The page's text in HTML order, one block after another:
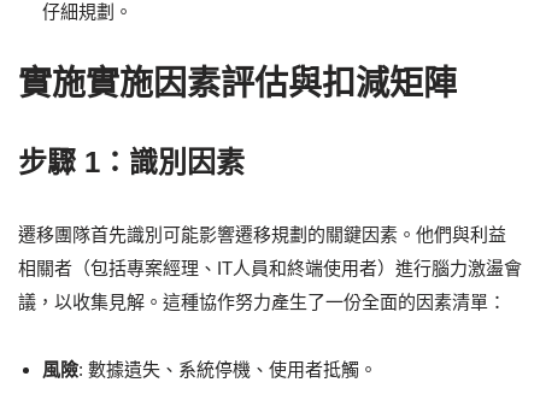
仔細規劃。
實施實施因素評估與扣減矩陣
步驟 1：識別因素
遷移團隊首先識別可能影響遷移規劃的關鍵因素。他們與利益
相關者（包括專案經理、IT人員和終端使用者）進行腦力激盪會
議，以收集見解。這種協作努力產生了一份全面的因素清單：
風險: 數據遺失、系統停機、使用者抵觸。